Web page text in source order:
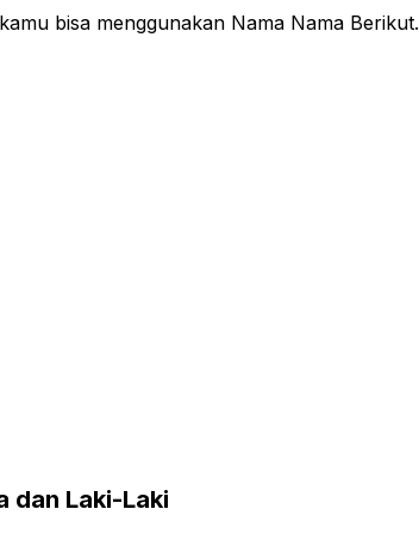
bisa menggunakan Nama Nama Berikut.
dan Laki-Laki